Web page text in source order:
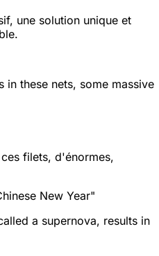
une solution unique et
in these nets, some massive
filets, d'énormes,
New Year"
a supernova, results in